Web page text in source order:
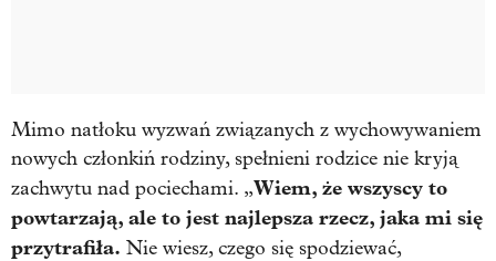
Mimo natłoku wyzwań związanych z wychowywaniem
nowych członkiń rodziny, spełnieni rodzice nie kryją
zachwytu nad pociechami. „Wiem, że wszyscy to
powtarzają, ale to jest najlepsza rzecz, jaka mi się
przytrafiła. Nie wiesz, czego się spodziewać,